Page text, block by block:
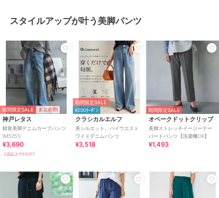
スタイルアップが叶う美脚パンツ
期間限定SALE まとめ割
神戸レタス
錯覚美脚デニムカーブパンツ
[M5251]
¥3,690
2点以上で5%OFF
期間限定SALE
¥200ｸｰﾎﾟﾝ
クラシカルエルフ
美シルエット。ハイウエスト
ワイドデニムパンツ
¥3,518
期間限定SALE
オペークドットクリップ
美脚ストレッチイージーテー
パードパンツ【洗濯機OK】
¥1,493